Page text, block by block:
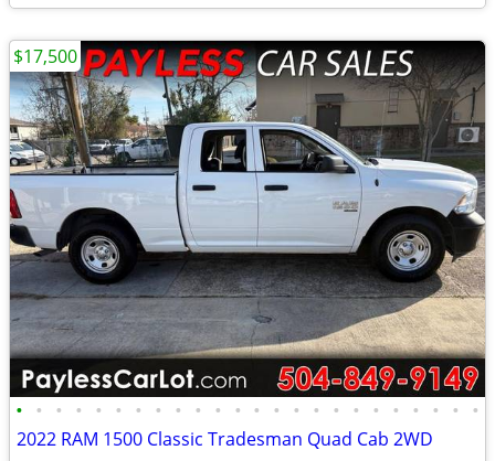
• • • • • • • • • • • • • • • • • • • • • • • •
2022 RAM 1500 Classic Tradesman Quad Cab 2WD
$17,500